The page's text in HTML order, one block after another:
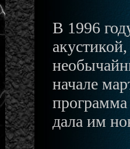
В 1996
начале
дала им